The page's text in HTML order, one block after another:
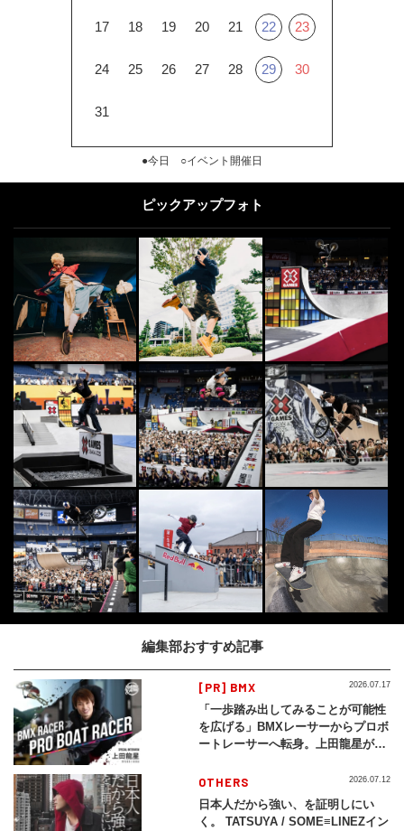
17 18 19 20 21 22 23
24 25 26 27 28 29 30
31
●今日 ○イベント開催日
ピックアップフォト
編集部おすすめ記事
[PR] BMX
「一歩踏み出してみることが可能性
を広げる」BMXレーサーからプロボ
ートレーサーへ転身。上田龍星が体
2026.07.17
OTHERS
日本人だから強い、を証明しにい
く。 TATSUYA / SOME≡LINEZイン
2026.07.12